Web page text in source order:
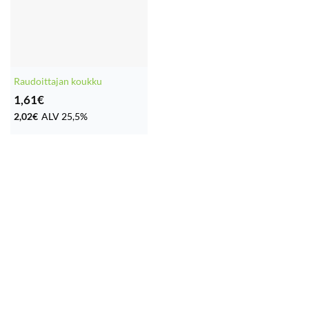
Raudoittajan koukku
1,61€
2,02€ ALV 25,5%